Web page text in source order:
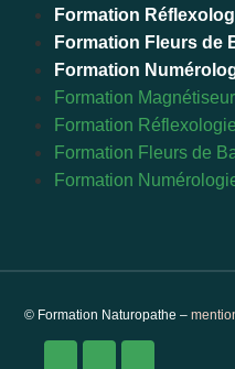
Formation
Formation Fleurs de
Formation
Formation Magnétiseur
Formation Réflexologie
Formation Fleurs de
Formation
© Formation Naturopathe –